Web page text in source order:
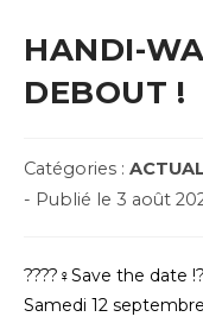
HANDI-
DEBOUT !
Post
Category:
Catégories :
Post
- Publié le 3 août
????‍♀️Save the date
Samedi 12